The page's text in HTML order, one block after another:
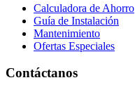
Calculadora de Ahorro
Guía de Instalación
Mantenimiento
Ofertas Especiales
Contáctanos